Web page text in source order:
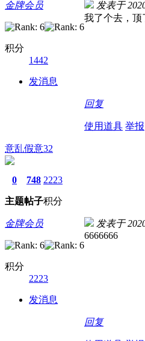
金牌会员
积分
1442
发消息
发表于
我了个去，顶
回复
使用道具 举报
意乱假意32
0
主题
748
帖子
2223
积分
金牌会员
积分
2223
发消息
发表于
6666666
回复